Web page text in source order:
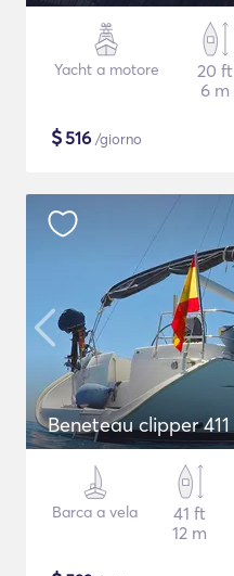
Yacht a motore
20 ft
6 m
$516 /giorno
Beneteau clipper 411
Barca a vela
41 ft
12 m